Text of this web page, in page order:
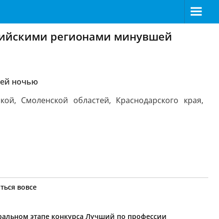
регионами минувшей
ночью
Смоленской областей, Краснодарского края,
вовсе
этапе конкурса Лучший по профессии